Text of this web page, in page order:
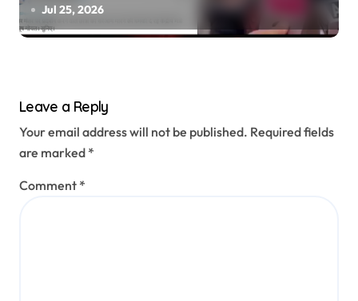
की, वायरल वीडियो AI जेनरेटेड है
Jul 25, 2026
Leave a Reply
Your email address will not be published. Required fields
are marked *
Comment *